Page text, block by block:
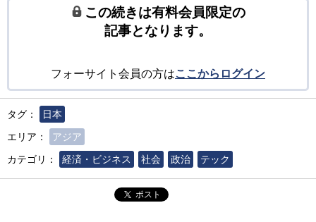
この続きは有料会員限定の
記事となります。
フォーサイト会員の方はここからログイン
タグ：
日本
エリア：
アジア
カテゴリ：
経済・ビジネス 社会 政治 テック
ポスト